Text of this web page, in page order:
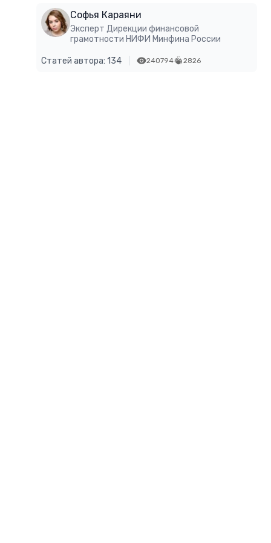
Софья Караяни
Эксперт Дирекции финансовой
грамотности НИФИ Минфина России
Статей автора: 134 240794 2826